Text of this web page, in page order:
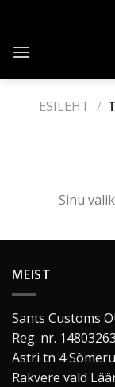
content
ESILEHT /
Sinu
MEIST
Sants Customs
Reg. nr. 14803263
Astri tn 4
Rakvere vald